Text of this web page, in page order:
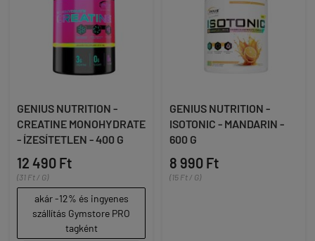
GENIUS NUTRITION -
CREATINE MONOHYDRATE
- ÍZESÍTETLEN - 400 G
12 490 Ft
(31 Ft / G)
akár -12% és ingyenes
szállítás Gymstore PRO
tagként
GENIUS NUTRITION -
ISOTONIC - MANDARIN -
600 G
8 990 Ft
(15 Ft / G)